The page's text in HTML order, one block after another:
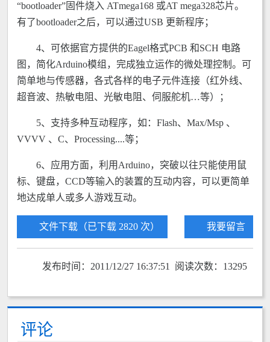
“bootloader”固件烧入 ATmega168 或AT mega328芯片。
有了bootloader之后，可以通过USB 更新程序；
4、可依据官方提供的Eagel格式PCB 和SCH 电路
图，简化Arduino模组，完成独立运作的微处理控制。可
简单地与传感器，各式各样的电子元件连接（红外线、
超音波、热敏电阻、光敏电阻、伺服舵机…等）；
5、支持多种互动程序，如：Flash、Max/Msp 、
VVVV 、C、Processing....等；
6、应用方面，利用Arduino，突破以往只能使用鼠
标、键盘，CCD等输入的装置的互动内容，可以更简单
地达成单人或多人游戏互动。
文件下载（已下载 2820 次） 我要留言
发布时间：2011/12/27 16:37:51 阅读次数：13295
评论